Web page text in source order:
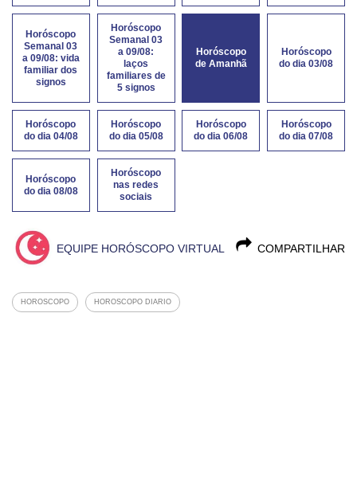
Horóscopo
Semanal 03
a 09/08: vida
familiar dos
signos
Horóscopo
Semanal 03
a 09/08:
laços
familiares de
5 signos
Horóscopo
de Amanhã
Horóscopo
do dia 03/08
Horóscopo
do dia 04/08
Horóscopo
do dia 05/08
Horóscopo
do dia 06/08
Horóscopo
do dia 07/08
Horóscopo
do dia 08/08
Horóscopo
nas redes
sociais
COMPARTILHAR
EQUIPE HORÓSCOPO VIRTUAL
HOROSCOPO HOROSCOPO DIARIO